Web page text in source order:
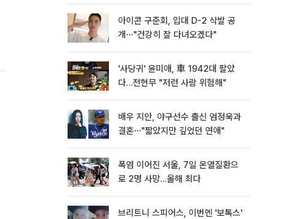
아이콘 구준회, 입대 D-2 삭발 공
개⋯"건강히 잘 다녀오겠다"
'사당귀' 윤미애, 車 1942대 팔았
다…전현무 "저런 사람 위험해"
배우 지안, 야구선수 출신 엄정욱과
결혼⋯"짧았지만 깊었던 연애"
폭염 이어진 서울, 7일 온열질환으
로 2명 사망…올해 최다
브리트니 스피어스, 이번엔 '보톡스'